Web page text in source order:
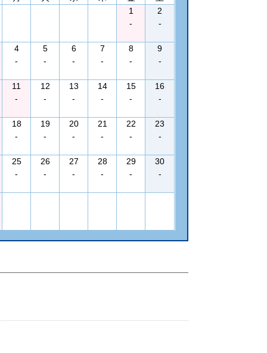
1
-
2
-
4
-
5
-
6
-
7
-
8
-
9
-
11
-
12
-
13
-
14
-
15
-
16
-
18
-
19
-
20
-
21
-
22
-
23
-
25
-
26
-
27
-
28
-
29
-
30
-